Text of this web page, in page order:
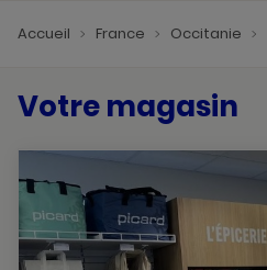
Accueil France Occitanie
Votre magasin